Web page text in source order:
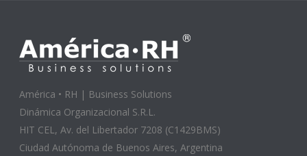
América • RH | Business Solutions
Dinámica Organizacional S.R.L.
HIT CEL, Av. del Libertador 7208 (C1429BMS)
Ciudad Autónoma de Buenos Aires, Argentina